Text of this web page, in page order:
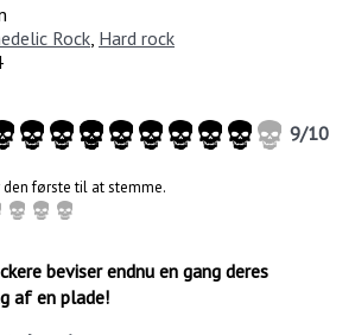
Rock Hard rock
9/10
første til at stemme.
beviser endnu en gang deres
af en plade!